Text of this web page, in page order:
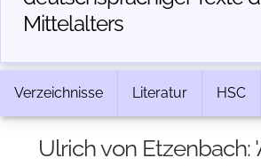
Mittelalters
Verzeichnisse Literatur HSC
Ulrich von Etzenbach: